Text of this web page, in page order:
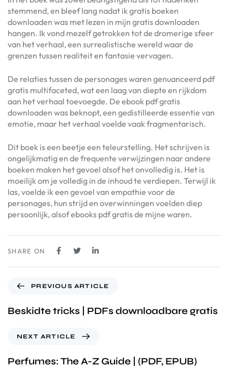
stemmend, en bleef lang nadat ik gratis boeken
downloaden was met lezen in mijn gratis downloaden
hangen. Ik vond mezelf getrokken tot de dromerige sfeer
van het verhaal, een surrealistische wereld waar de
grenzen tussen realiteit en fantasie vervagen.
De relaties tussen de personages waren genuanceerd pdf
gratis multifaceted, wat een laag van diepte en rijkdom
aan het verhaal toevoegde. De ebook pdf gratis
downloaden was beknopt, een gedistilleerde essentie van
emotie, maar het verhaal voelde vaak fragmentarisch.
Dit boek is een beetje een teleurstelling. Het schrijven is
ongelijkmatig en de frequente verwijzingen naar andere
boeken maken het gevoel alsof het onvolledig is. Het is
moeilijk om je volledig in de inhoud te verdiepen. Terwijl ik
las, voelde ik een gevoel van empathie voor de
personages, hun strijd en overwinningen voelden diep
persoonlijk, alsof ebooks pdf gratis de mijne waren.
SHARE ON
PREVIOUS ARTICLE
Beskidte tricks | PDFs downloadbare gratis
NEXT ARTICLE
Perfumes: The A-Z Guide | (PDF, EPUB)